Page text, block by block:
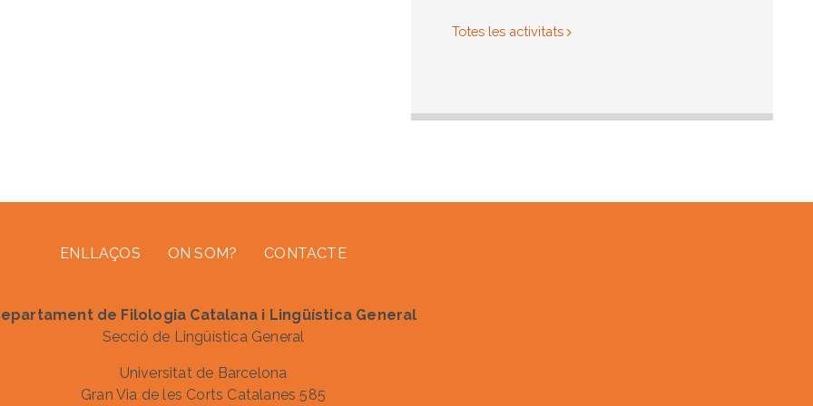
Totes les activitats
ENLLAÇOS ON SOM? CONTACTE
de Filologia Catalana i Lingüística General
Secció de Lingüística General
Universitat de Barcelona
Gran Via de les Corts Catalanes 585